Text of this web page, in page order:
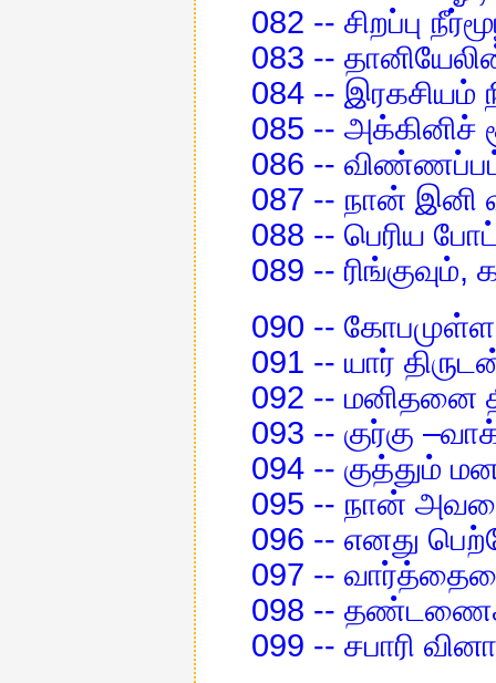
082 -- சிறப்பு
083 --
084 -- இரகசியம்
085 -- அக்கினிச்
086 -- விண்ணப்பம்
087 -- நான் இனி
088 -- பெரிய
089 --
090 -- கோபமுள்ள
091 -- யார்
092 -- மனிதனை
093 -- குர்கு
094 -- குத்தும்
095 -- நான்
096 -- எனது
097 --
098 --
099 -- சபாரி